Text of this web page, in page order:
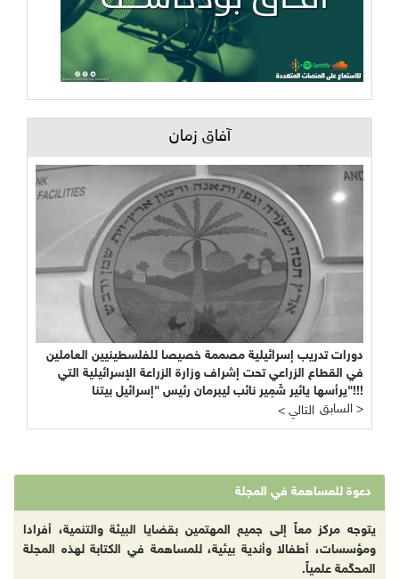
آفاق زمان
دورات تدريب إسرائيلية مصممة خصيصا للفلسطينيين العاملين
في القطاع الزراعي تحت إشراف وزارة الزراعة الإسرائيلية التي
يرأسها يائير شَمِير نائب ليبرمان رئيس "إسرائيل بيتنا"!!!
< التالي
السابق >
دعوة للمساهمة في المجلة
يتوجه مركز معاً إلى جميع المهتمين بقضايا البيئة والتنمية، أفرادا
ومؤسسات، أطفالا وأندية بيئية، للمساهمة في الكتابة لهذه المجلة
المحكّمة علمياً.